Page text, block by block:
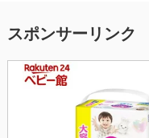
スポンサーリンク